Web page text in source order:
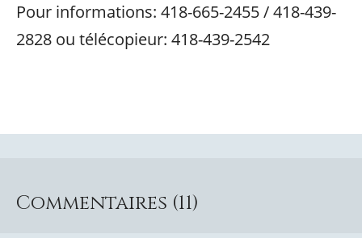
Pour informations: 418-665-2455 / 418-439-
2828 ou télécopieur: 418-439-2542
Commentaires (11)